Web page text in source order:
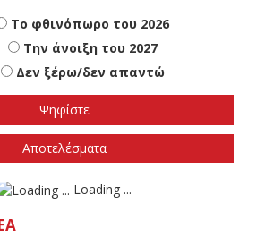
ότι θα γίνουν οι εθνικές
Το φθινόπωρο του 2026
Την άνοιξη του 2027
Δεν ξέρω/δεν απαντώ